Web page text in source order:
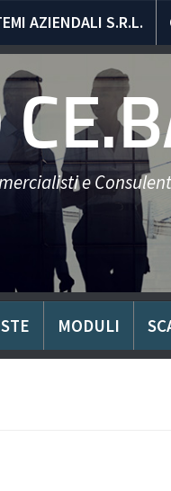
AZIENDALI S.R.L.
e
MODULI